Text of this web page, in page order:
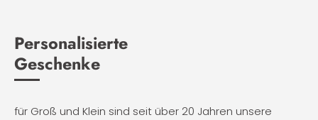
Personalisierte
Geschenke
für Groß und Klein sind seit über 20 Jahren unsere